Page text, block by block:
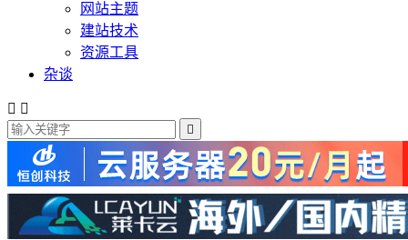
网站主题
建站技术
资源工具
杂谈
 
